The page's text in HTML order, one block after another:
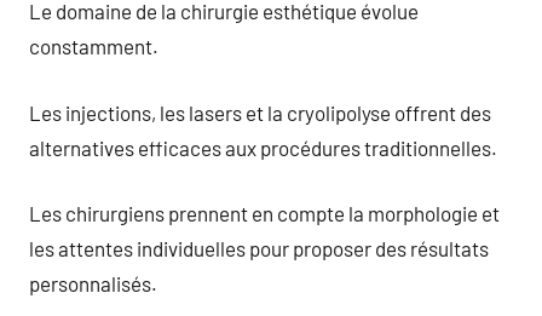
Le domaine de la chirurgie esthétique évolue
constamment.
Les injections, les lasers et la cryolipolyse offrent des
alternatives efficaces aux procédures traditionnelles.
Les chirurgiens prennent en compte la morphologie et
les attentes individuelles pour proposer des résultats
personnalisés.